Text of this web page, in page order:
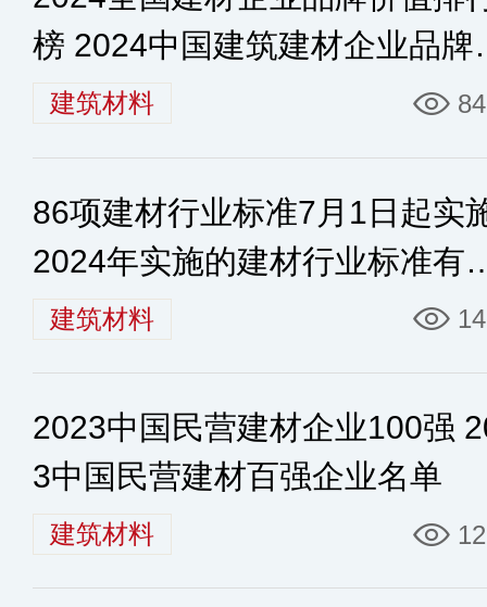
榜 2024中国建筑建材企业品牌
值排名40强
建筑材料
86项建材行业标准7月1日起实
2024年实施的建材行业标准有
些建筑材料
2023中国民营建材企业100强
3中国民营建材百强企业名单
建筑材料